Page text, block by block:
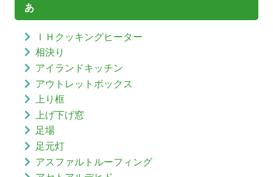
あ
ＩＨクッキングヒーター
相決り
アイランドキッチン
アウトレットボックス
上り框
上げ下げ窓
足場
足元灯
アスファルトルーフィング